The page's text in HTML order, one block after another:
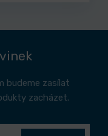
budeme zasílat
zacházet.